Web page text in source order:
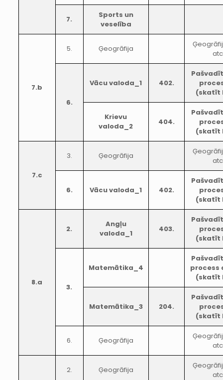
7.
Sports un
veselība
7.b
5. Ģeogrāfija
6.
Vācu valoda_1 402.
(skatīt
Krievu
valoda_2
404.
(skatīt
7.c
3. Ģeogrāfija
6. Vācu valoda_1 402.
(skatīt
8.a
2.
Angļu
valoda_1
403.
(skatīt
3.
Matemātika_4
process
(skatīt
Matemātika_3 204.
(skatīt
6. Ģeogrāfija
2. Ģeogrāfija